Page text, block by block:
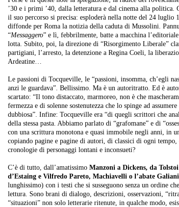
’30 e i primi ’40, dalla letteratura e dal cinema alla politica.
il suo percorso si precisa: esploderà nella notte del 24 luglio
diffonde per Roma la notizia della caduta di Mussolini.
“Messaggero” e lì, febbrilmente, batte a macchina
lotta. Subito, poi, la direzione di “Risorgimento Liberale”
partigiani, l’arresto, la detenzione a Regina Coeli, la
Ardeatine…
Le passioni di Tocqueville, le “passioni, insomma, ch’egli
anzi le guardava”. Bellissimo. Ma è un autoritratto. Ed è
scartato: “Il tono distaccato, marmoreo, non è che
fermezza e di solenne sostenutezza che lo spinge ad
dubbiosa”. Infine: Tocqueville era “di quegli scrittori che
della stessa pasta. Abbiamo parlato di “grafomane” e di
con una scrittura monotona e quasi immobile negli anni, in
copiando pagine e pagine di autori, di classici di ogni
cronologie di personaggi lontani e inconsueti?
C’è di tutto, dall’amatissimo Manzoni a Dickens, da
d’Estaing e Vilfredo Pareto, Machiavelli o l’abate
lunghissimo) con i testi che si susseguono senza un ordine
lettura. Sono brani di dialogo, descrizioni, osservazioni,
“situazioni” non solo letterarie ritenute, in qualche modo,